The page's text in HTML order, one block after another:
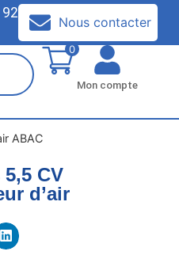
Nous contacter
0
Mon compte
ABAC
CV
d’air